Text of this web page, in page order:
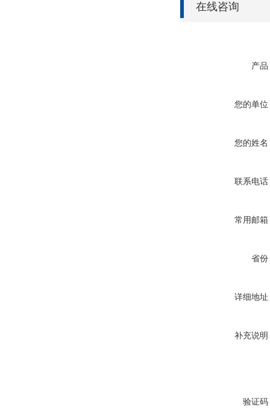
在线咨询
产品
您的单位
您的姓名
联系电话
常用邮箱
省份
详细地址
补充说明
验证码